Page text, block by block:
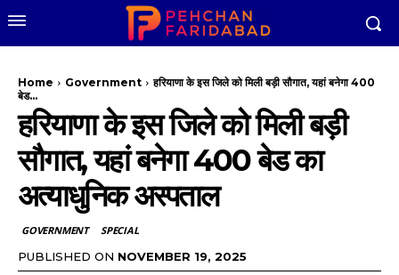
Home Government
हरियाणा के इस जिले को मिली बड़ी सौगात, यहां बनेगा 400
बेड...
हरियाणा के इस जिले को मिली बड़ी
सौगात, यहां बनेगा 400 बेड का
अत्याधुनिक अस्पताल
GOVERNMENT SPECIAL
PUBLISHED ON NOVEMBER 19, 2025